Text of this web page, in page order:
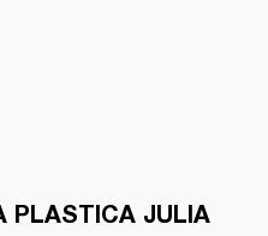
PLASTICA JULIA